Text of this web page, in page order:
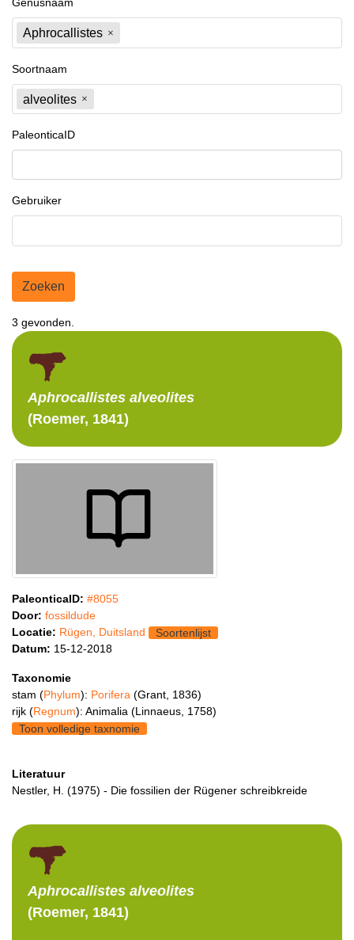
Genusnaam
Aphrocallistes
Soortnaam
alveolites
PaleonticaID
Gebruiker
Zoeken
3 gevonden.
Aphrocallistes alveolites
(Roemer, 1841)
PaleonticaID: #8055
Door: fossildude
Locatie: Rügen, Duitsland
Soortenlijst
Datum: 15-12-2018
Taxonomie
stam (Phylum): Porifera (Grant, 1836)
rijk (Regnum): Animalia (Linnaeus, 1758)
Toon volledige taxnomie
Literatuur
Nestler, H. (1975) - Die fossilien der Rügener schreibkreide
Aphrocallistes alveolites
(Roemer, 1841)